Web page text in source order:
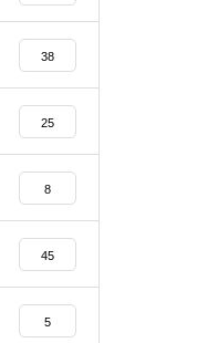
38
25
8
45
5